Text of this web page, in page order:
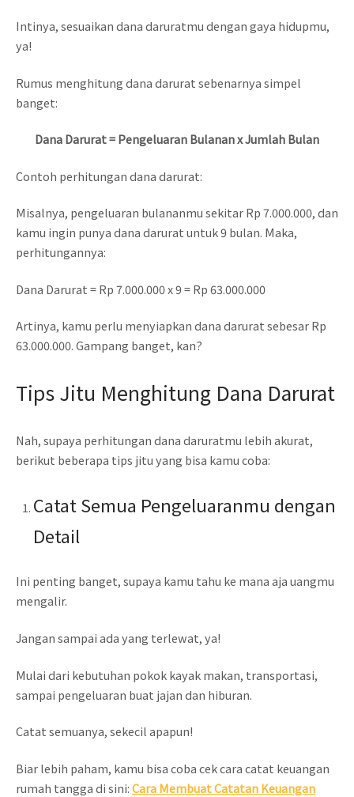
Intinya, sesuaikan dana daruratmu dengan gaya hidupmu,
ya!
Rumus menghitung dana darurat sebenarnya simpel
banget:
Dana Darurat = Pengeluaran Bulanan x Jumlah Bulan
Contoh perhitungan dana darurat:
Misalnya, pengeluaran bulananmu sekitar Rp 7.000.000, dan
kamu ingin punya dana darurat untuk 9 bulan. Maka,
perhitungannya:
Dana Darurat = Rp 7.000.000 x 9 = Rp 63.000.000
Artinya, kamu perlu menyiapkan dana darurat sebesar Rp
63.000.000. Gampang banget, kan?
Tips Jitu Menghitung Dana Darurat
Nah, supaya perhitungan dana daruratmu lebih akurat,
berikut beberapa tips jitu yang bisa kamu coba:
Catat Semua Pengeluaranmu dengan
Detail
Ini penting banget, supaya kamu tahu ke mana aja uangmu
mengalir.
Jangan sampai ada yang terlewat, ya!
Mulai dari kebutuhan pokok kayak makan, transportasi,
sampai pengeluaran buat jajan dan hiburan.
Catat semuanya, sekecil apapun!
Biar lebih paham, kamu bisa coba cek cara catat keuangan
rumah tangga di sini:Cara Membuat Catatan Keuangan